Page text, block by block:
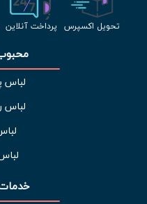
تحویل اکسپرس پرداخت آنلاین
لباس